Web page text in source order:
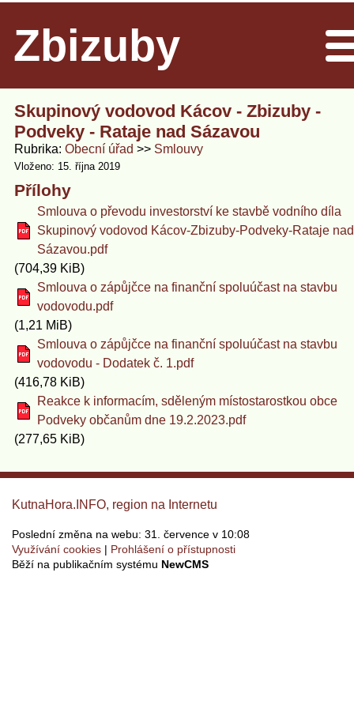
Zbizuby
Skupinový vodovod Kácov - Zbizuby -
Podveky - Rataje nad Sázavou
Rubrika Obecní úřad Smlouvy
Vloženo: 15. října 2019
Přílohy
Smlouva o převodu investorství ke stavbě vodního díla
Skupinový vodovod Kácov-Zbizuby-Podveky-Rataje nad
Sázavou.pdf
(704,39 KiB)
Smlouva o zápůjčce na finanční spoluúčast na stavbu
vodovodu.pdf
(1,21 MiB)
Smlouva o zápůjčce na finanční spoluúčast na stavbu
vodovodu - Dodatek č. 1.pdf
(416,78 KiB)
Reakce k informacím, sděleným místostarostkou obce
Podveky občanům dne 19.2.2023.pdf
(277,65 KiB)
KutnaHora.INFO, region na Internetu
Poslední změna na webu: 31. července v 10:08
Využívání cookies
Prohlášení o přístupnosti
Běží na publikačním systému NewCMS